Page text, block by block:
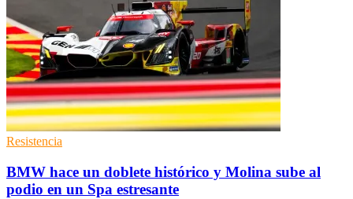
Resistencia
BMW hace un doblete histórico y Molina sube al
podio en un Spa estresante